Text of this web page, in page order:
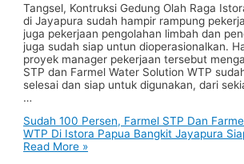
Tangsel, Kontruksi Gedung Olah Raga
di Jayapura sudah hampir rampung
juga pekerjaan pengolahan limbah dan
juga sudah siap untun dioperasionalkan.
proyek manager pekerjaan tersebut
STP dan Farmel Water Solution WTP
selesai dan siap untuk digunakan, dari
…
Sudah 100 Persen, Farmel STP Dan
WTP Di Istora Papua Bangkit Jayapura
Read More »